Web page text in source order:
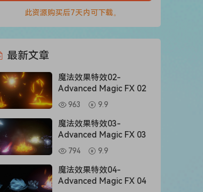
此资源购买后7天内可下载。
最新文章
魔法效果特效02-
Advanced Magic FX 02
963 9.9
魔法效果特效03-
Advanced Magic FX 03
794 9.9
魔法效果特效04-
Advanced Magic FX 04